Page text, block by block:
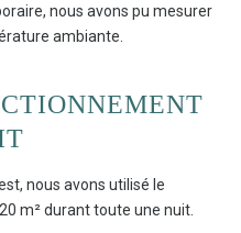
nous avons pu mesurer
ambiante.
nous avons utilisé le
m² durant toute une nuit.